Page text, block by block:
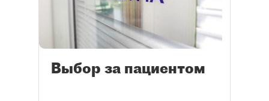
Выбор за пациентом